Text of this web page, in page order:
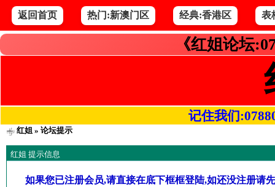
返回首页 热门:新澳门区 经典:香港区 表
《红姐论坛
记住我们
红姐» 论坛提示
红姐 提示信息
如果您已注册会员,请直接在底下框框登陆,如还没注册请